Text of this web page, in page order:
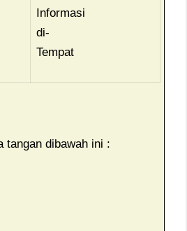
Informasi
di-
Tempat
tangan dibawah ini :